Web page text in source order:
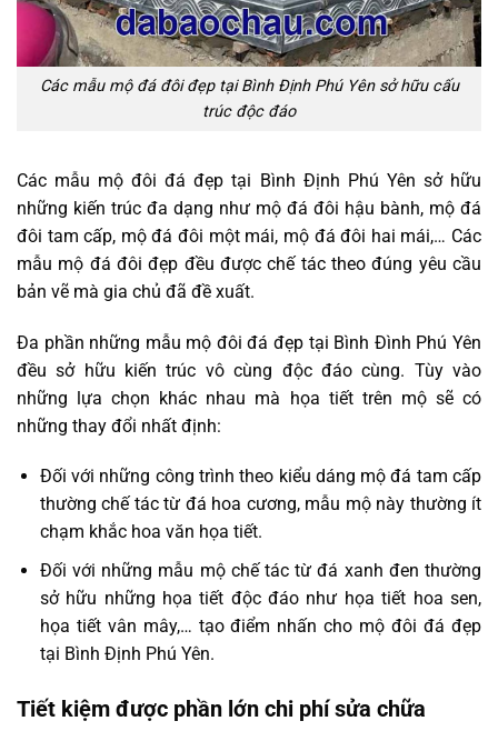
Các mẫu mộ đá đôi đẹp tại Bình Định Phú Yên sở hữu cấu
trúc độc đáo
Các mẫu mộ đôi đá đẹp tại Bình Định Phú Yên sở hữu
những kiến trúc đa dạng như mộ đá đôi hậu bành, mộ đá
đôi tam cấp, mộ đá đôi một mái, mộ đá đôi hai mái,… Các
mẫu mộ đá đôi đẹp đều được chế tác theo đúng yêu cầu
bản vẽ mà gia chủ đã đề xuất.
Đa phần những mẫu mộ đôi đá đẹp tại Bình Đình Phú Yên
đều sở hữu kiến trúc vô cùng độc đáo cùng. Tùy vào
những lựa chọn khác nhau mà họa tiết trên mộ sẽ có
những thay đổi nhất định:
Đối với những công trình theo kiểu dáng mộ đá tam cấp
thường chế tác từ đá hoa cương, mẫu mộ này thường ít
chạm khắc hoa văn họa tiết.
Đối với những mẫu mộ chế tác từ đá xanh đen thường
sở hữu những họa tiết độc đáo như họa tiết hoa sen,
họa tiết vân mây,… tạo điểm nhấn cho mộ đôi đá đẹp
tại Bình Định Phú Yên.
Tiết kiệm được phần lớn chi phí sửa chữa